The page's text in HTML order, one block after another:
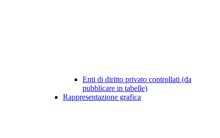
Enti di diritto privato controllati (da
pubblicare in tabelle)
Rappresentazione grafica